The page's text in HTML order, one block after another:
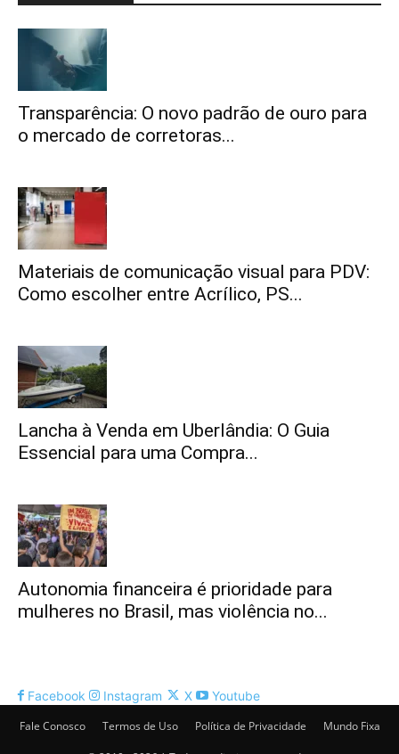
Transparência: O novo padrão de ouro para
o mercado de corretoras...
Materiais de comunicação visual para PDV:
Como escolher entre Acrílico, PS...
Lancha à Venda em Uberlândia: O Guia
Essencial para uma Compra...
Autonomia financeira é prioridade para
mulheres no Brasil, mas violência no...
Facebook Instagram X
Youtube
Fale Conosco
Termos de Uso Política de Privacidade Mundo Fixa